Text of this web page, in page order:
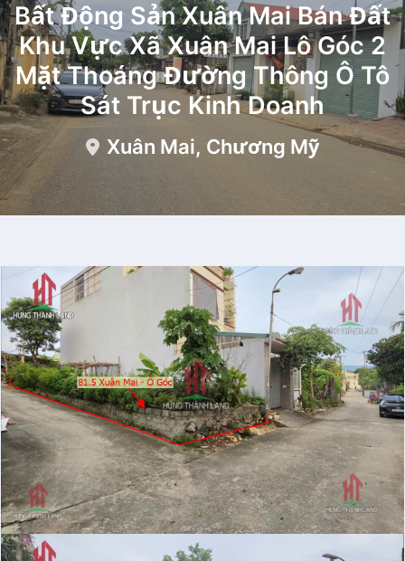
Bất Động Sản Xuân Mai Bán Đất
Khu Vực Xã Xuân Mai Lô Góc 2
Mặt Thoáng Đường Thông Ô Tô
Sát Trục Kinh Doanh
Xuân Mai, Chương Mỹ